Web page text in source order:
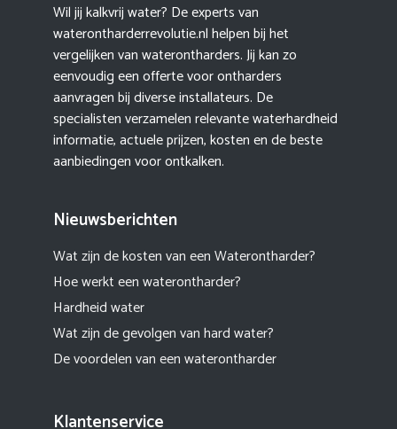
Wil jij kalkvrij water? De experts van
waterontharderrevolutie.nl helpen bij het
vergelijken van waterontharders. Jij kan zo
eenvoudig een offerte voor ontharders
aanvragen bij diverse installateurs. De
specialisten verzamelen relevante waterhardheid
informatie, actuele prijzen, kosten en de beste
aanbiedingen voor ontkalken.
Nieuwsberichten
Wat zijn de kosten van een Waterontharder?
Hoe werkt een waterontharder?
Hardheid water
Wat zijn de gevolgen van hard water?
De voordelen van een waterontharder
Klantenservice